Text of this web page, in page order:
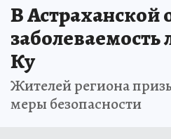
В Астраханской
Ку
Жителей региона
меры безопасности